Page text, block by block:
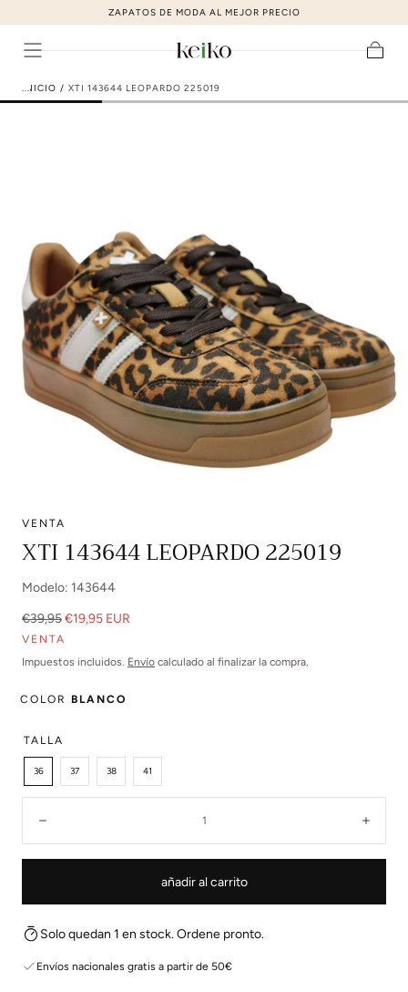
ir al contenido
ZAPATOS DE MODA AL MEJOR PRECIO
multimedia
en
modal
INICIO / XTI 143644 LEOPARDO 225019
VENTA
XTI 143644 LEOPARDO 225019
Modelo: 143644
Precio
regular
€39,95Precio
venta
€19,95 EUR
VENTA
Impuestos incluidos. Envío calculado al finalizar la compra.
COLOR BLANCO
TALLA
36 37 38 41
añadir al carrito
Solo quedan 1 en stock. Ordene pronto.
Envíos nacionales gratis a partir de 50€